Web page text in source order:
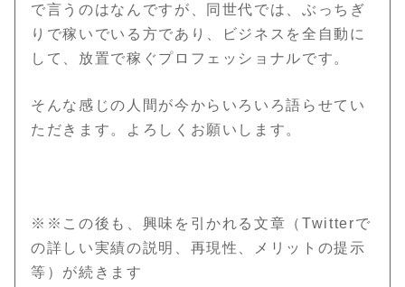
で言うのはなんですが、同世代では、ぶっちぎ
りで稼いでいる方であり、ビジネスを全自動に
して、放置で稼ぐプロフェッショナルです。
そんな感じの人間が今からいろいろ語らせてい
ただきます。よろしくお願いします。
※※この後も、興味を引かれる文章（Twitterで
の詳しい実績の説明、再現性、メリットの提示
等）が続きます